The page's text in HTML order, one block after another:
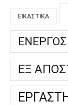
ΕΙΚΑΣΤΙΚΆ
ΕΞ